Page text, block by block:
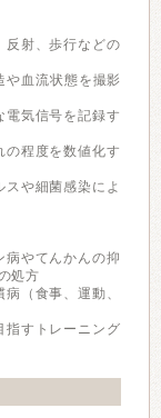
反射、歩行などの
や血流状態を撮影
電気信号を記録す
の程度を数値化す
や細菌感染によ
病やてんかんの抑
処方
（食事、運動、
指すトレーニング